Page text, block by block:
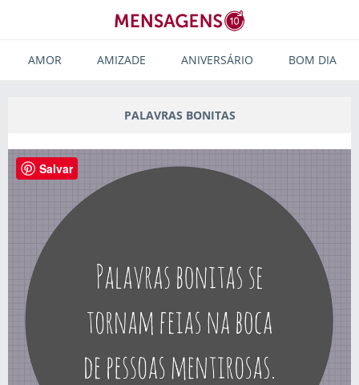
AMOR AMIZADE ANIVERSÁRIO BOM DIA
PALAVRAS BONITAS
Salvar